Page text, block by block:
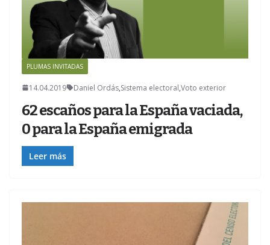
PLUMAS INVITADAS
14.04.2019 Daniel Ordás,Sistema electoral,Voto exterior
62 escaños para la España vaciada,
0 para la España emigrada
Leer más